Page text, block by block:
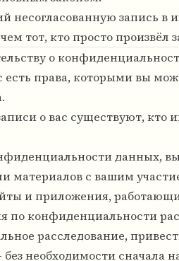
несогласованную запись в
тот, кто просто произвёл
о
права, которыми вы
о вас существуют, кто
данных,
материалов с вашим
и приложения,
по конфиденциальности
расследование,
необходимости сначала